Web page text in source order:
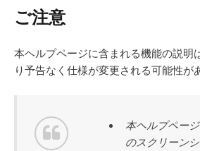
ご注意
本ヘルプページに含まれる機能の説明
り予告なく仕様が変更される可能性が
本ヘルプペー
のスクリーン